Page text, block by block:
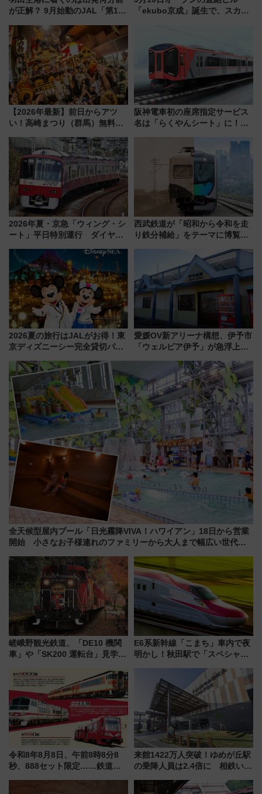
が正解？ 9月始動のJAL「第1タ
歩1キロ超え！ 知っておきたい
変更点まとめ
「ekubo京成」誕生で、スカイ
ント情報も公開！
【2026年最新】前日からアツ
い！高崎まつり（群馬）無料観
しまで
阪神電車初の座席指定サービス
名は「らくやんシート」に！新
2026年夏・京急「ウィング・シ
ート」平日特別運行 ダイヤ・
三浦海岸を堪能できるお出かけ
プランもご紹介
西武鉄道が「昭和から令和を走
り鉄分補給」をテーマに博覧会
14日から 新車両「トキイロ」体
験ブースも アクセスや申込方法
を解説
2026夏の旅行はJALがお得！東
京ディズニーシー完全貸切パー
ーン始まる 条件は「夏の国内
線に2回搭乗」
愛媛OV新アリーナ構想、伊予市
「ウェルピア伊予」が急浮上！
で探る鉄道アクセスの未来
全天候型屋内プール「日光霧降VIVA！ハワイアン」18日から営業
開始 小さなお子様連れのファミリーから大人まで幅広い世代が
嵯峨野観光鉄道、「DE10 機関
車」や「SK200 運転台」見学ツ
トの一環で激レア体験できちゃ
うかも 参加方法やスケジュール
をご紹介
E6系新幹線「こまち」車内で夜
明かし！秋田駅で「スペシャル
令和8年8月8日、午前8時8分8
秒、888セット限定……鉄道各
来館1422万人突破！ゆめが丘駅
の乗降人員は2.4倍に 相鉄いず
年祭にそうにゃん＆DB.スター